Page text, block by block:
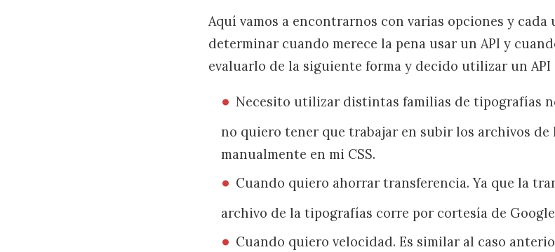
Aquí vamos a encontrarnos con varias opciones y cada
determinar cuando merece la pena usar un API y
evaluarlo de la siguiente forma y decido utilizar un API
Necesito utilizar distintas familias de tipografías
no quiero tener que trabajar en subir los archivos
manualmente en mi CSS.
Cuando quiero ahorrar transferencia. Ya que la
archivo de la tipografías corre por cortesía de
Cuando quiero velocidad. Es similar al caso